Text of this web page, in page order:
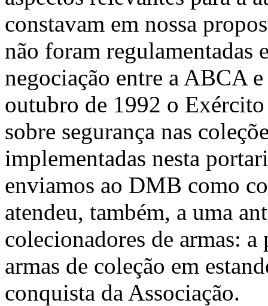
constavam em nossa
não foram regulamentadas
negociação entre a ABCA
outubro de 1992 o
sobre segurança nas
implementadas nesta
enviamos ao DMB como
atendeu, também, a uma
colecionadores de armas:
armas de coleção em
conquista da Associação.